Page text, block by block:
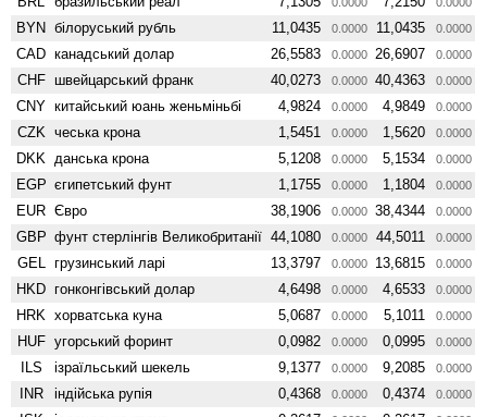
BYN білоруський рубль 11,0435 0.0000 11,0435 0.0000
CAD канадський долар 26,5583 0.0000 26,6907 0.0000
CHF швейцарський франк 40,0273 0.0000 40,4363 0.0000
CNY китайський юань женьмiньбi 4,9824 0.0000 4,9849 0.0000
CZK чеська крона 1,5451 0.0000 1,5620 0.0000
DKK данська крона 5,1208 0.0000 5,1534 0.0000
EGP єгипетський фунт 1,1755 0.0000 1,1804 0.0000
EUR Євро 38,1906 0.0000 38,4344 0.0000
GBP фунт стерлінгів Велико­британії 44,1080 0.0000 44,5011 0.0000
GEL грузинський ларі 13,3797 0.0000 13,6815 0.0000
HKD гонконгівський долар 4,6498 0.0000 4,6533 0.0000
HRK хорватська куна 5,0687 0.0000 5,1011 0.0000
HUF угорський форинт 0,0982 0.0000 0,0995 0.0000
ILS ізраїльський шекель 9,1377 0.0000 9,2085 0.0000
INR індійська рупія 0,4368 0.0000 0,4374 0.0000